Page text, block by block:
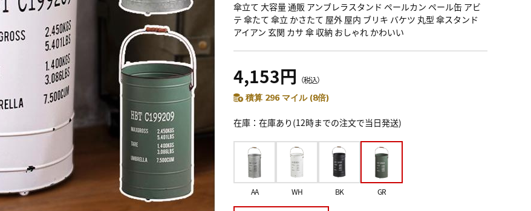
傘立て 大容量 通販 アンブレラスタンド ペールカン ペール缶 アビ
テ 傘たて 傘立 かさたて 屋外 屋内 ブリキ バケツ 丸型 傘スタンド
アイアン 玄関 カサ 傘 収納 おしゃれ かわいい
4,153円 （税込）
積算 296 マイル (8倍)
在庫 在庫あり(12時までの注文で当日発送)
AA WH BK GR